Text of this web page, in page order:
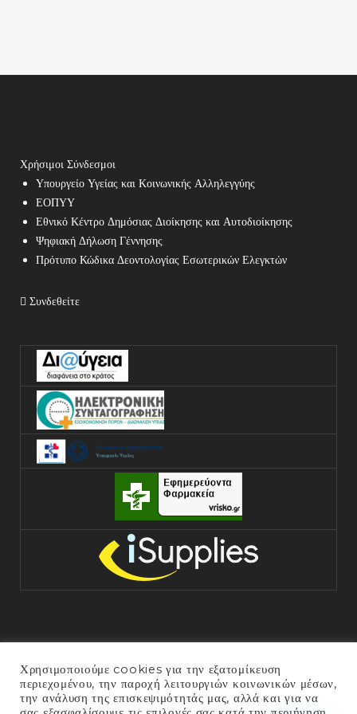
Χρήσιμοι Σύνδεσμοι
Υπουργείο Υγείας και Κοινωνικής Αλληλεγγύης
ΕΟΠΥΥ
Εθνικό Κέντρο Δημόσιας Διοίκησης και Αυτοδιοίκησης
Ψηφιακή Δήλωση Γέννησης
Πρότυπο Κώδικα Δεοντολογίας Εσωτερικών Ελεγκτών
Συνδεθείτε
COPYRIGHT © 2025 ΓΕΝΙΚΌ ΝΟΣΟΚΟΜΕΊΟ ΆΡΤΑΣ. ALL RIGHTS
Χρησιμοποιούμε cookies για την εξατομίκευση
περιεχομένου, την παροχή λειτουργιών κοινωνικών μέσων,
την ανάλυση της επισκεψιμότητάς μας, αλλά και για να